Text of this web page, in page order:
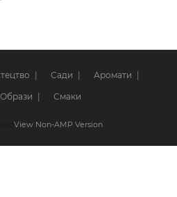
Сади Аромати
Образи Смаки
View Non-AMP Version